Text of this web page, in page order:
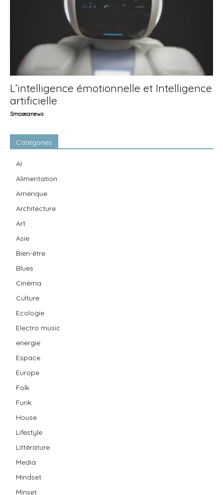
L’intelligence émotionnelle et Intelligence
artificielle
Smoseanews
Catégories
AI
Alimentation
Amérique
Architecture
Art
Asie
Bien-être
Blues
Cinéma
Culture
Ecologie
Electro music
energie
Espace
Europe
Folk
Funk
House
Lifestyle
Littérature
Media
Mindset
Minset